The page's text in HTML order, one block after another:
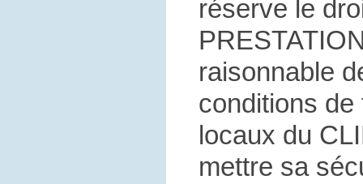
réserve le
raisonnable
conditions
locaux du
mettre sa